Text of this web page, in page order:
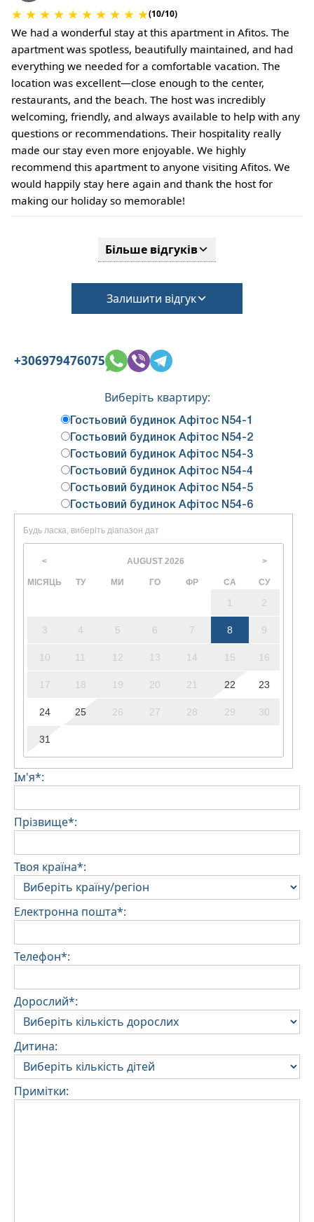
Застава під час реєстрації не потрібна.
може стягуватися додаткова плата.
★ ★ ★ ★ ★ ★ ★ ★ ★ ★(10/10)
We had a wonderful stay at this apartment in Afitos. The
apartment was spotless, beautifully maintained, and had
everything we needed for a comfortable vacation. The
location was excellent—close enough to the center,
restaurants, and the beach. The host was incredibly
welcoming, friendly, and always available to help with any
questions or recommendations. Their hospitality really
made our stay even more enjoyable. We highly
recommend this apartment to anyone visiting Afitos. We
would happily stay here again and thank the host for
making our holiday so memorable!
Більше відгуків
Залишити відгук
+306979476075
Виберіть квартиру:
Гостьовий будинок Афітос N54-1
Гостьовий будинок Афітос N54-2
Гостьовий будинок Афітос N54-3
Гостьовий будинок Афітос N54-4
Гостьовий будинок Афітос N54-5
Гостьовий будинок Афітос N54-6
Будь ласка, виберіть діапазон дат
< AUGUST 2026 >
МІСЯЦЬ ТУ МИ ГО ФР СА СУ
1 2
3 4 5 6 7 8 9
10 11 12 13 14 15 16
17 18 19 20 21 22 23
24 25 26 27 28 29 30
31
Ім'я*:
Прізвище*:
Твоя країна*:
Електронна пошта*:
Телефон*:
Дорослий*:
Дитина:
Примітки: